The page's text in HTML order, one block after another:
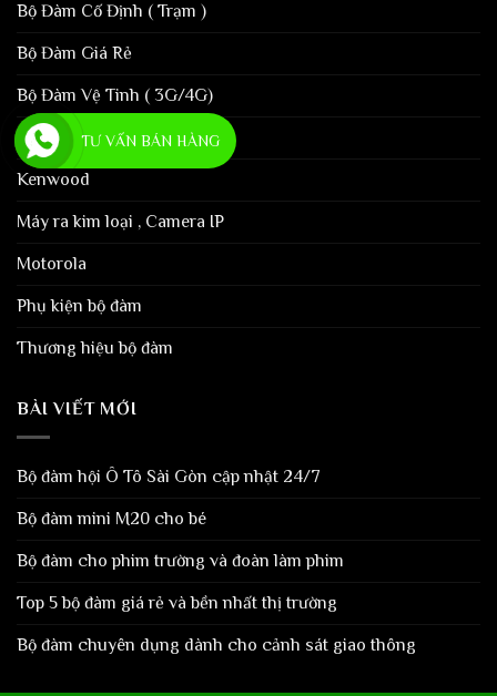
Bộ Đàm Cố Định ( Trạm )
Bộ Đàm Giá Rẻ
Bộ Đàm Vệ Tinh ( 3G/4G)
iCom
Kenwood
Máy ra kim loại , Camera IP
Motorola
Phụ kiện bộ đàm
Thương hiệu bộ đàm
BÀI VIẾT MỚI
Bộ đàm hội Ô Tô Sài Gòn cập nhật 24/7
Bộ đàm mini M20 cho bé
Bộ đàm cho phim trường và đoàn làm phim
Top 5 bộ đàm giá rẻ và bền nhất thị trường
Bộ đàm chuyên dụng dành cho cảnh sát giao thông
TƯ VẤN BÁN HÀNG